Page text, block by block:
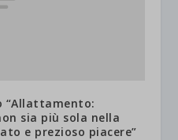
“Allattamento:
sia più sola nella
e prezioso piacere”